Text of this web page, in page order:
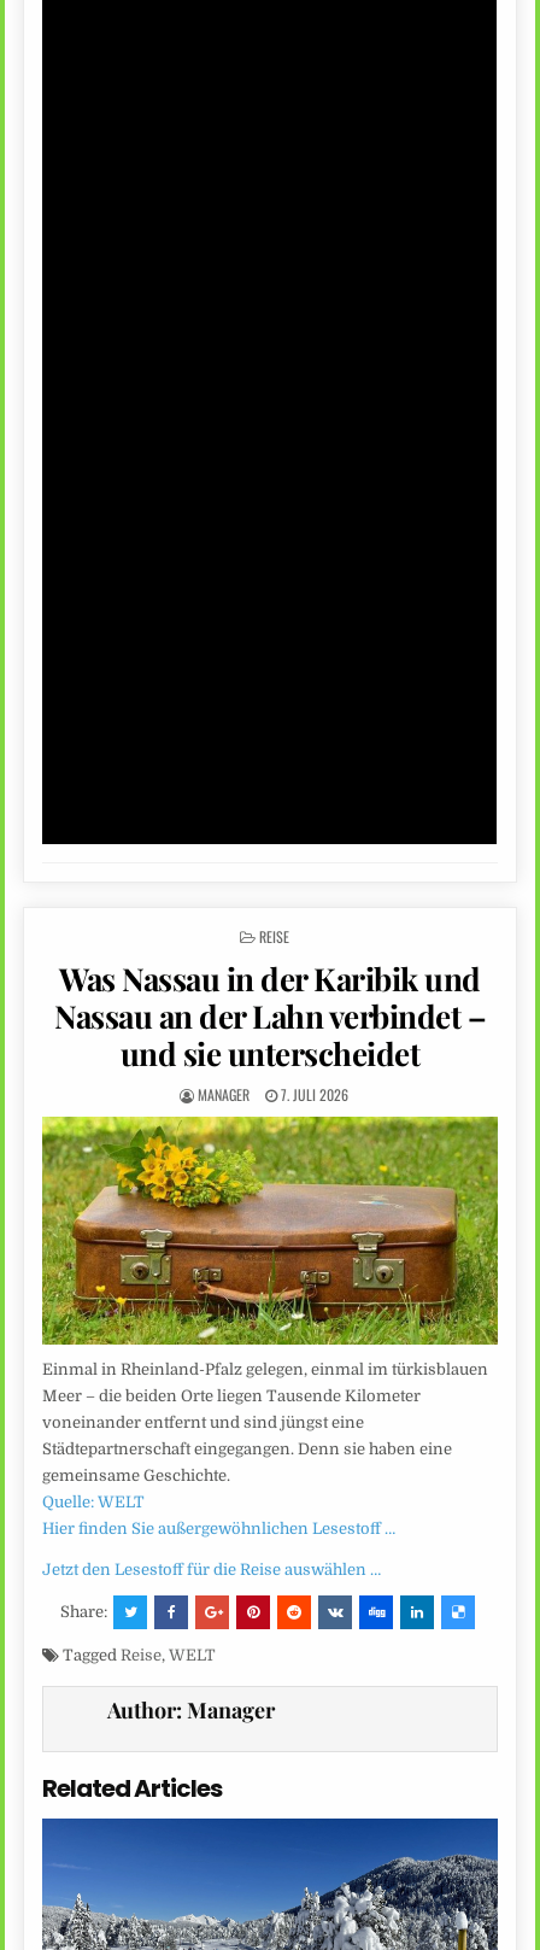
POSTED
REISE
Was Nassau in der Karibik und
Nassau an der Lahn verbindet –
und sie unterscheidet
MANAGER 7. JULI 2026
Einmal in Rheinland-Pfalz gelegen, einmal im türkisblauen
Meer – die beiden Orte liegen Tausende Kilometer
voneinander entfernt und sind jüngst eine
Städtepartnerschaft eingegangen. Denn sie haben eine
gemeinsame Geschichte.
Quelle: WELT
Hier finden Sie außergewöhnlichen Lesestoff …
Jetzt den Lesestoff für die Reise auswählen …
Share:
Tagged Reise,WELT
Author:Manager
Related Articles